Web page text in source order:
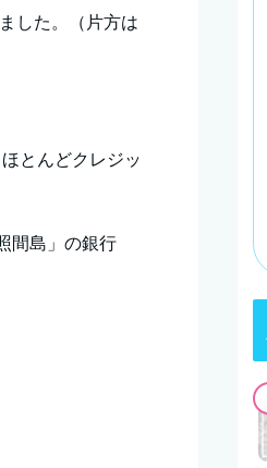
した。（片方は
とんどクレジッ
間島」の銀行